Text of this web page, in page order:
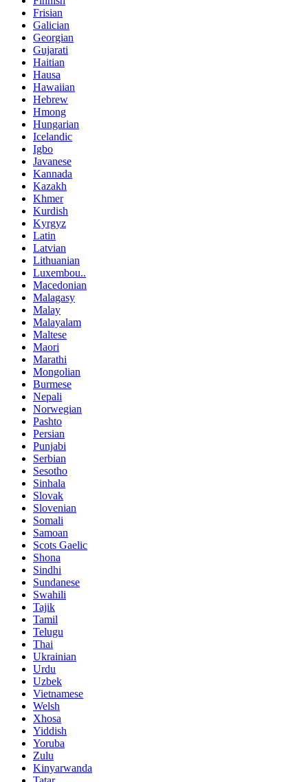
Frisian
Galician
Georgian
Gujarati
Haitian
Hausa
Hawaiian
Hebrew
Hmong
Hungarian
Icelandic
Igbo
Javanese
Kannada
Kazakh
Khmer
Kurdish
Kyrgyz
Latin
Latvian
Lithuanian
Luxembou..
Macedonian
Malagasy
Malay
Malayalam
Maltese
Maori
Marathi
Mongolian
Burmese
Nepali
Norwegian
Pashto
Persian
Punjabi
Serbian
Sesotho
Sinhala
Slovak
Slovenian
Somali
Samoan
Scots Gaelic
Shona
Sindhi
Sundanese
Swahili
Tajik
Tamil
Telugu
Thai
Ukrainian
Urdu
Uzbek
Vietnamese
Welsh
Xhosa
Yiddish
Yoruba
Zulu
Kinyarwanda